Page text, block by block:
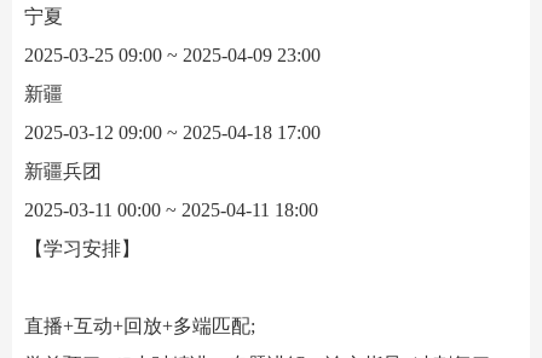
宁夏
2025-03-25 09:00 ~ 2025-04-09 23:00
新疆
2025-03-12 09:00 ~ 2025-04-18 17:00
新疆兵团
2025-03-11 00:00 ~ 2025-04-11 18:00
【学习安排】
直播+互动+回放+多端匹配;